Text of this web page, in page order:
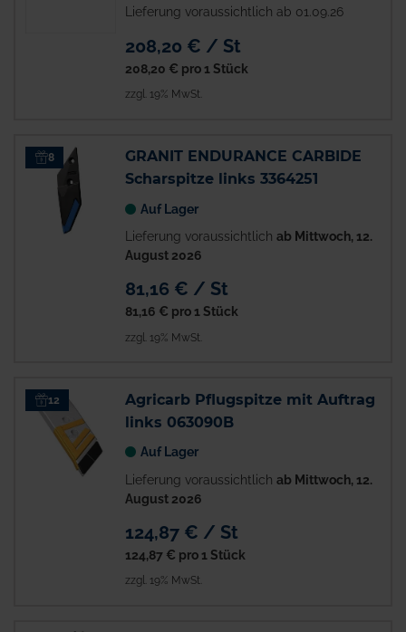
Lieferung voraussichtlich ab 01.09.26
208,20 € / St
208,20 € pro 1 Stück
zzgl. 19% MwSt.
8
GRANIT ENDURANCE CARBIDE
Scharspitze links 3364251
Auf Lager
Lieferung voraussichtlich ab Mittwoch, 12.
August 2026
81,16 € / St
81,16 € pro 1 Stück
zzgl. 19% MwSt.
12
Agricarb Pflugspitze mit Auftrag
links 063090B
Auf Lager
Lieferung voraussichtlich ab Mittwoch, 12.
August 2026
124,87 € / St
124,87 € pro 1 Stück
zzgl. 19% MwSt.